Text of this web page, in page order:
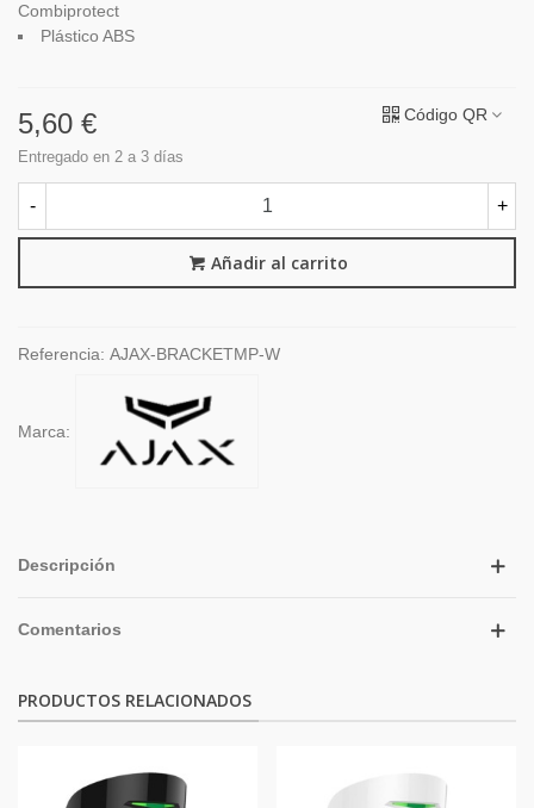
Combiprotect
Plástico ABS
5,60 €
Entregado en 2 a 3 días
Código QR
- +
Añadir al carrito
Referencia: AJAX-BRACKETMP-W
Marca:
Descripción
Comentarios
PRODUCTOS RELACIONADOS